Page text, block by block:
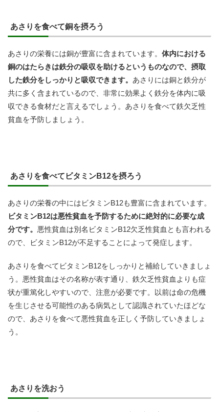
あさりを食べて銅を摂ろう
あさりの栄養には銅が豊富に含まれています。 体内における
銅のはたらきは鉄分の吸収を助けるというものなので、摂取
した鉄分をしっかりと吸収できます。 あさりには銅と鉄分が
共に多く含まれているので、非常に効果よく鉄分を体内に吸
収できる食材だと言えるでしょう。あさりを食べて鉄欠乏性
貧血を予防しましょう。
あさりを食べてビタミンB12を摂ろう
あさりの栄養の中にはビタミンB12も豊富に含まれています。
ビタミンB12は悪性貧血を予防するために絶対的に必要な成
分です。 悪性貧血は別名ビタミンB12欠乏性貧血とも言われる
ので、ビタミンB12が不足することによって発症します。
あさりを食べてビタミンB12をしっかりと補給していきましょ
う。悪性貧血はその名称が表す通り、鉄欠乏性貧血よりも症
状が重篤化しやすいので、注意が必要です。以前は命の危機
を生じさせる可能性のある病気として認識されていたほどな
ので、あさりを食べて悪性貧血を正しく予防していきましょ
う。
あさりを洗おう